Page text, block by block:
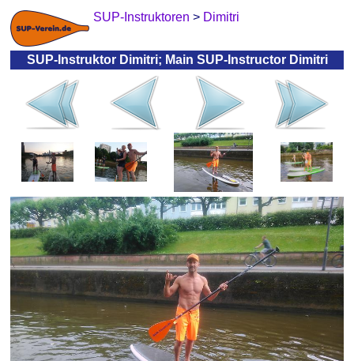
SUP-Instruktoren > Dimitri
SUP-Instruktor Dimitri; Main SUP-Instructor Dimitri